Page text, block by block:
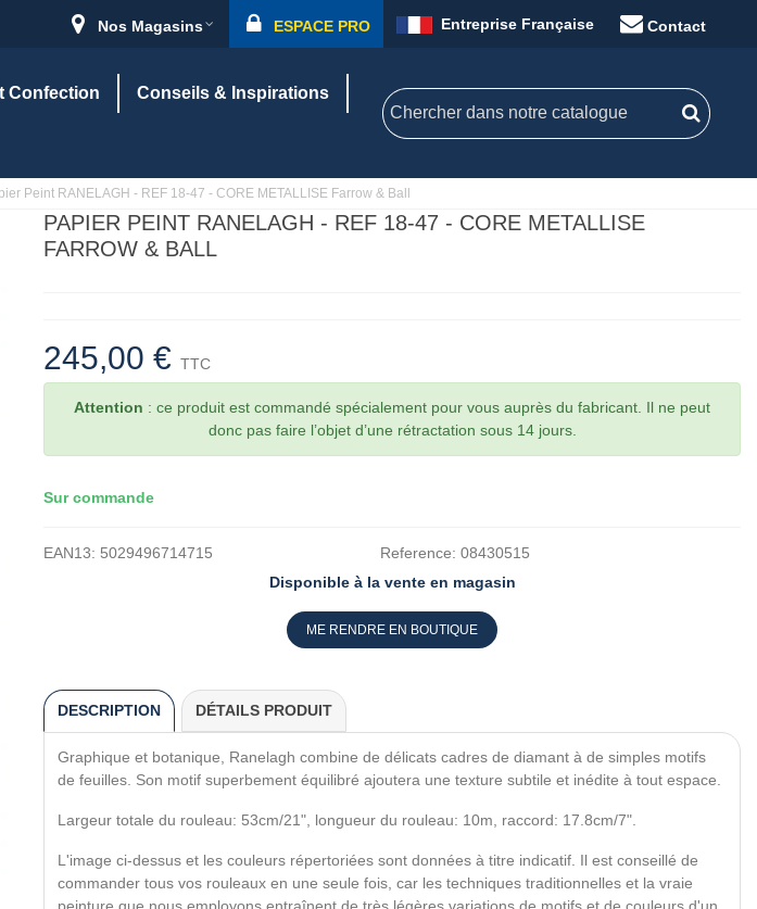
Nos Magasins ESPACE PRO Entreprise Française Contact
Confection Conseils & Inspirations
Peint RANELAGH - REF 18-47 - CORE METALLISE Farrow & Ball
PAPIER PEINT RANELAGH - REF 18-47 - CORE METALLISE
FARROW & BALL
245,00 € TTC
Attention : ce produit est commandé spécialement pour vous auprès du fabricant. Il ne peut
donc pas faire l’objet d’une rétractation sous 14 jours.
Sur commande
EAN13: 5029496714715 Reference: 08430515
Disponible à la vente en magasin
ME RENDRE EN BOUTIQUE
DESCRIPTION DÉTAILS PRODUIT
Graphique et botanique, Ranelagh combine de délicats cadres de diamant à de simples motifs
de feuilles. Son motif superbement équilibré ajoutera une texture subtile et inédite à tout espace.
Largeur totale du rouleau: 53cm/21", longueur du rouleau: 10m, raccord: 17.8cm/7".
L'image ci-dessus et les couleurs répertoriées sont données à titre indicatif. Il est conseillé de
commander tous vos rouleaux en une seule fois, car les techniques traditionnelles et la vraie